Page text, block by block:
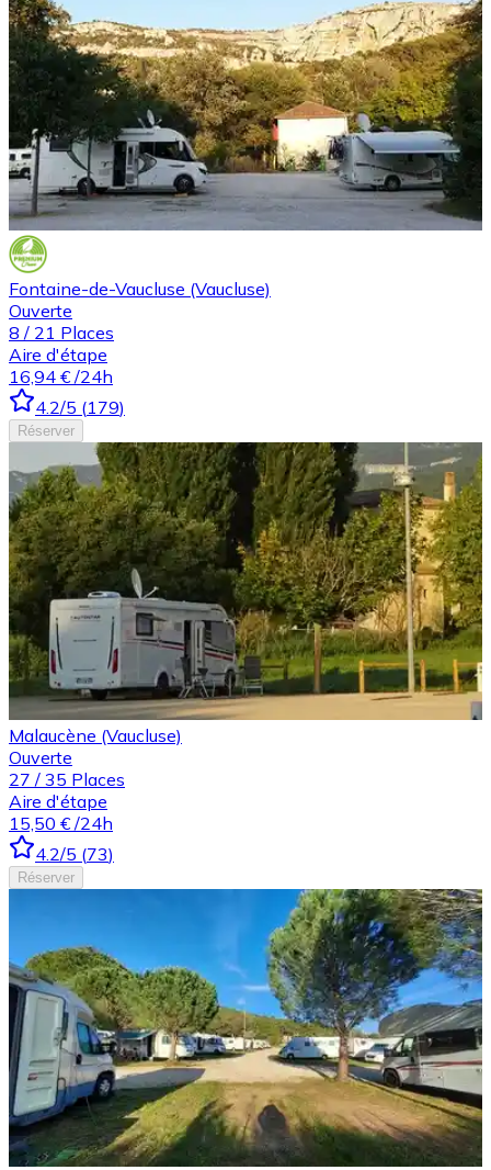
Fontaine-de-Vaucluse (Vaucluse)
Ouverte
8 / 21 Places
Aire d'étape
16,94 € /24h
4.2/5 (179)
Réserver
Malaucène (Vaucluse)
Ouverte
27 / 35 Places
Aire d'étape
15,50 € /24h
4.2/5 (73)
Réserver